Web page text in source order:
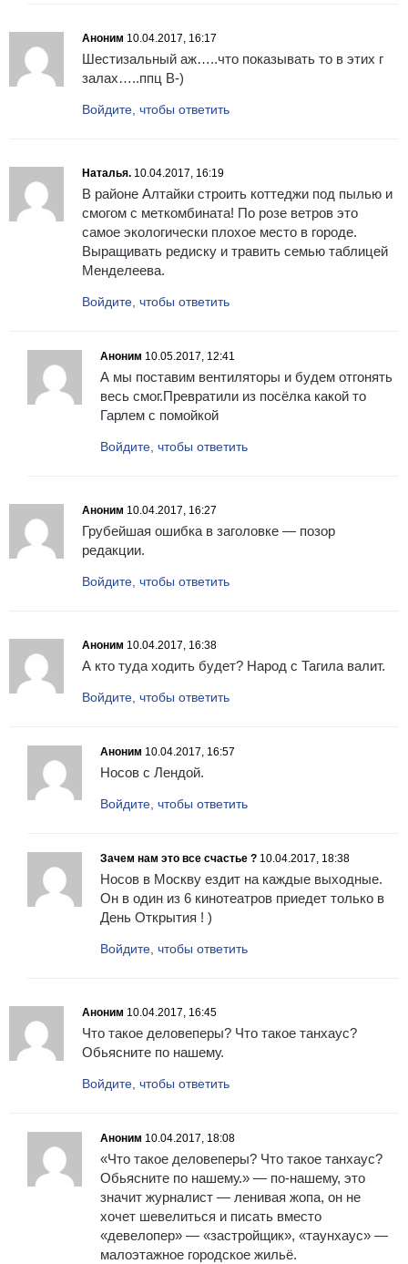
Аноним 10.04.2017, 16:17
Шестизальный аж…..что показывать то в этих г
залах…..ппц B-)
Войдите, чтобы ответить
Наталья. 10.04.2017, 16:19
В районе Алтайки строить коттеджи под пылью и
смогом с меткомбината! По розе ветров это
самое экологически плохое место в городе.
Выращивать редиску и травить семью таблицей
Менделеева.
Войдите, чтобы ответить
Аноним 10.05.2017, 12:41
А мы поставим вентиляторы и будем отгонять
весь смог.Превратили из посёлка какой то
Гарлем с помойкой
Войдите, чтобы ответить
Аноним 10.04.2017, 16:27
Грубейшая ошибка в заголовке — позор
редакции.
Войдите, чтобы ответить
Аноним 10.04.2017, 16:38
А кто туда ходить будет? Народ с Тагила валит.
Войдите, чтобы ответить
Аноним 10.04.2017, 16:57
Носов с Лендой.
Войдите, чтобы ответить
Зачем нам это все счастье ? 10.04.2017, 18:38
Носов в Москву ездит на каждые выходные.
Он в один из 6 кинотеатров приедет только в
День Открытия ! )
Войдите, чтобы ответить
Аноним 10.04.2017, 16:45
Что такое деловеперы? Что такое танхаус?
Обьясните по нашему.
Войдите, чтобы ответить
Аноним 10.04.2017, 18:08
«Что такое деловеперы? Что такое танхаус?
Обьясните по нашему.» — по-нашему, это
значит журналист — ленивая жoпa, он не
хочет шевелиться и писать вместо
«девелопер» — «застройщик», «таунхаус» —
малоэтажное городское жильё.